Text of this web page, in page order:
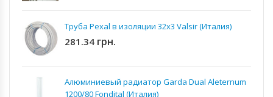
Труба Pexal в изоляции 32x3 Valsir (Италия)
281.34 грн.
Алюминиевый радиатор Garda Dual Aleternum
1200/80 Fondital (Италия)